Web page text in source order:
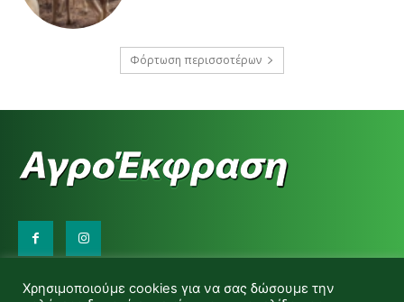
Φόρτωση περισσοτέρων
d.makas@yahoo.gr
Χρησιμοποιούμε cookies για να σας δώσουμε την